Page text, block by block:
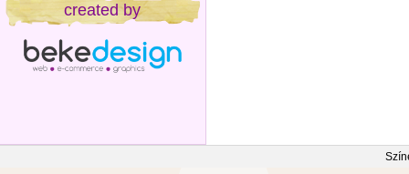
created by